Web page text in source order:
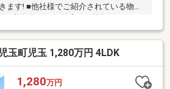
ます! ■他社様でご紹介されている物件
ターネット非公開の物件もご紹介可能
ールでのやりとりだけで大丈夫です。
＆現地解散できます。 ■平日のご見学
ンアドバイザーが銀行手続きをお手伝
玉町児玉 1,280万円 4LDK
1,280万円